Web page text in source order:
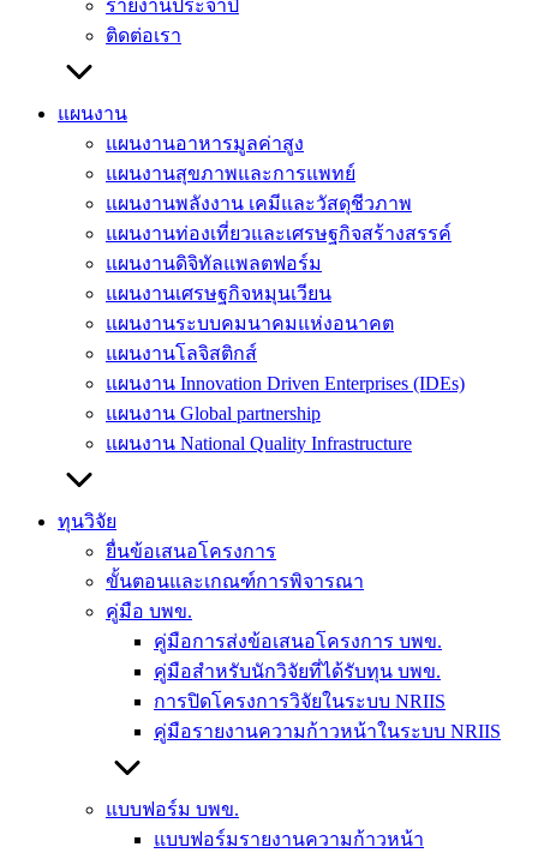
รายงานประจำปี
ติดต่อเรา
แผนงาน
แผนงานอาหารมูลค่าสูง
แผนงานสุขภาพและการแพทย์
แผนงานพลังงาน เคมีและวัสดุชีวภาพ
แผนงานท่องเที่ยวและเศรษฐกิจสร้างสรรค์
แผนงานดิจิทัลแพลตฟอร์ม
แผนงานเศรษฐกิจหมุนเวียน
แผนงานระบบคมนาคมแห่งอนาคต
แผนงานโลจิสติกส์
แผนงาน Innovation Driven Enterprises (IDEs)
แผนงาน Global partnership
แผนงาน National Quality Infrastructure
ทุนวิจัย
ยื่นข้อเสนอโครงการ
ขั้นตอนและเกณฑ์การพิจารณา
คู่มือ บพข.
คู่มือการส่งข้อเสนอโครงการ บพข.
คู่มือสำหรับนักวิจัยที่ได้รับทุน บพข.
การปิดโครงการวิจัยในระบบ NRIIS
คู่มือรายงานความก้าวหน้าในระบบ NRIIS
แบบฟอร์ม บพข.
แบบฟอร์มรายงานความก้าวหน้า